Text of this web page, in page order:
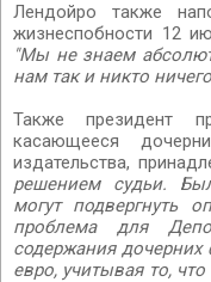
Лендойро также
жизнеспобности 12
"Мы не знаем
нам так и никто
Также президент
касающееся
издательства,
решением судьи.
могут подвергнуть
проблема для
содержания
евро, учитывая то,